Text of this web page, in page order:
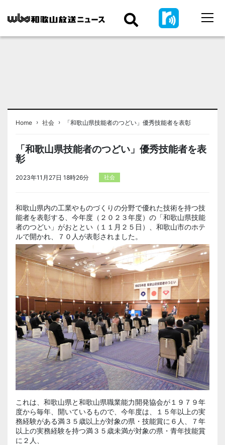
Home › 社会 › 「和歌山県技能者のつどい」優秀技能者を表彰
「和歌山県技能者のつどい」優秀技能者を表
彰
2023年11月27日 18時26分 社会
和歌山県内の工業やものづくりの分野で優れた技術を持つ技
能者を表彰する、今年度（２０２３年度）の「和歌山県技能
者のつどい」がおととい（１１月２５日）、和歌山市のホテ
ルで開かれ、７０人が表彰されました。
これは、和歌山県と和歌山県職業能力開発協会が１９７９年
度から毎年、開いているもので、今年度は、１５年以上の実
務経験がある満３５歳以上が対象の県・技能賞に６人、７年
以上の実務経験を持つ満３５歳未満が対象の県・青年技能賞
に２人、